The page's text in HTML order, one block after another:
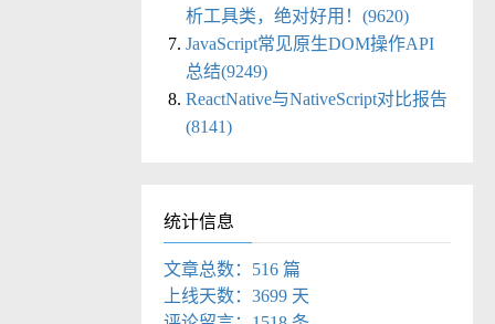
析工具类，绝对好用！(9620)
JavaScript常见原生DOM操作API
总结(9249)
ReactNative与NativeScript对比报告
(8141)
统计信息
文章总数：516 篇
上线天数：3699 天